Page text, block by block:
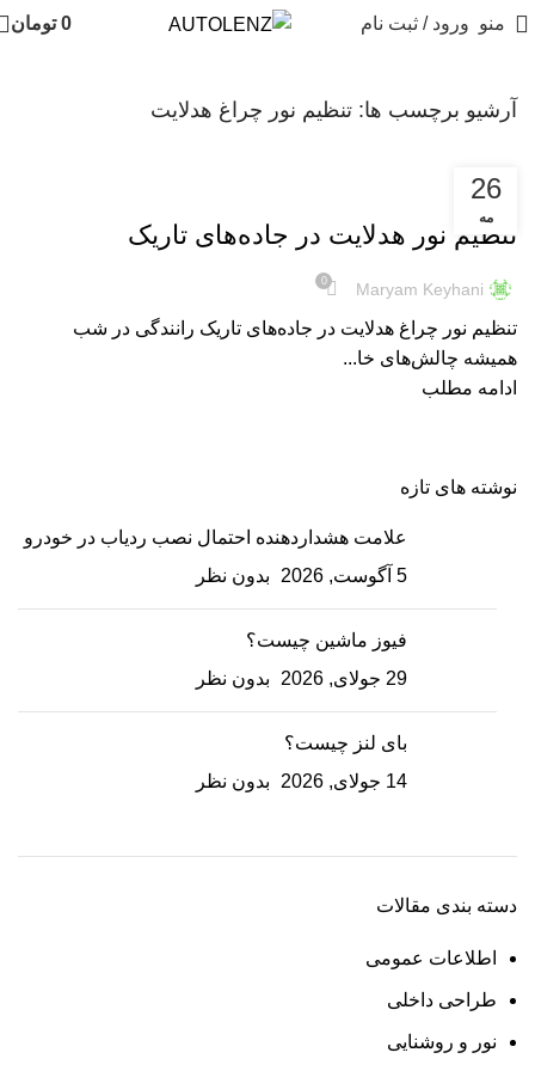
منو ورود / ثبت نام 0 تومان
آرشیو برچسب ها: تنظیم نور چراغ هدلایت
26
مه
هدلایت
تنظیم نور هدلایت در جاده‌های تاریک
Maryam Keyhani
0
تنظیم نور چراغ هدلایت در جاده‌های تاریک رانندگی در شب
همیشه چالش‌های خا...
ادامه مطلب
نوشته های تازه
علامت هشداردهنده احتمال نصب ردیاب در خودرو
5 آگوست, 2026
بدون نظر
فیوز ماشین چیست؟
29 جولای, 2026
بدون نظر
بای لنز چیست؟
14 جولای, 2026
بدون نظر
دسته بندی مقالات
اطلاعات عمومی
طراحی داخلی
نور و روشنایی